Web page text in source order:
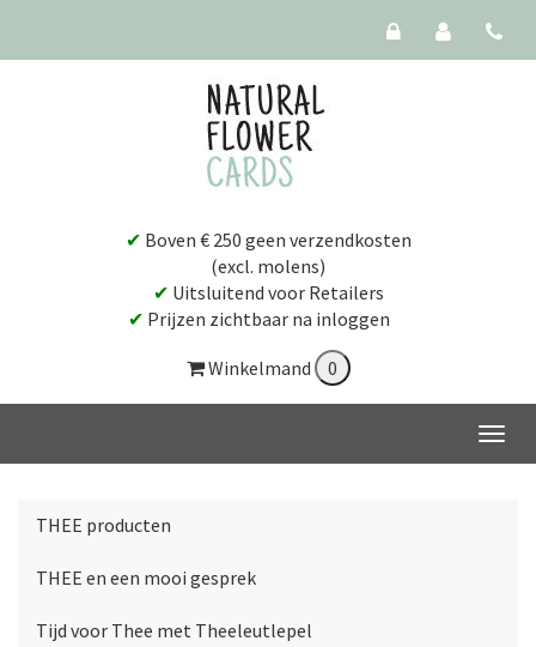
✔ Boven € 250 geen verzendkosten
(excl. molens)
✔ Uitsluitend voor Retailers
✔ Prijzen zichtbaar na inloggen
Winkelmand
THEE producten
THEE en een mooi gesprek
Tijd voor Thee met Theeleutlepel